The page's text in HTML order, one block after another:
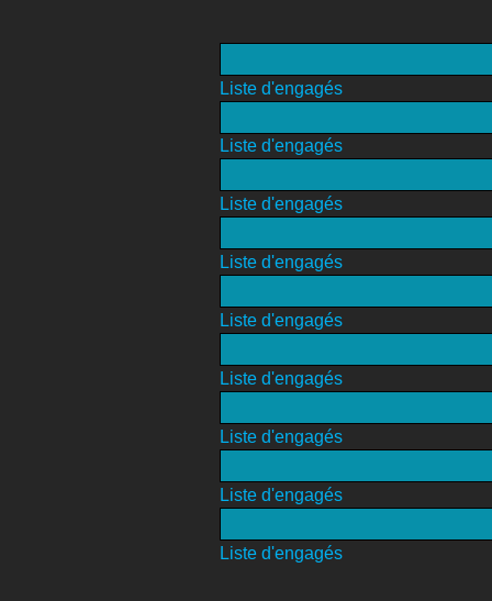
Liste d'engagés
Liste d'engagés
Liste d'engagés
Liste d'engagés
Liste d'engagés
Liste d'engagés
Liste d'engagés
Liste d'engagés
Liste d'engagés